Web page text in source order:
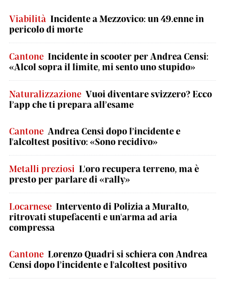
Viabilità Incidente a Mezzovico: un 49.enne in
pericolo di morte
Cantone Incidente in scooter per Andrea Censi:
«Alcol sopra il limite, mi sento uno stupido»
Naturalizzazione Vuoi diventare svizzero? Ecco
l’app che ti prepara all’esame
Cantone Andrea Censi dopo l’incidente e
l'alcoltest positivo: «Sono recidivo»
Metalli preziosi L'oro recupera terreno, ma è
presto per parlare di «rally»
Locarnese Intervento di Polizia a Muralto,
ritrovati stupefacenti e un'arma ad aria
compressa
Cantone Lorenzo Quadri si schiera con Andrea
Censi dopo l’incidente e l'alcoltest positivo